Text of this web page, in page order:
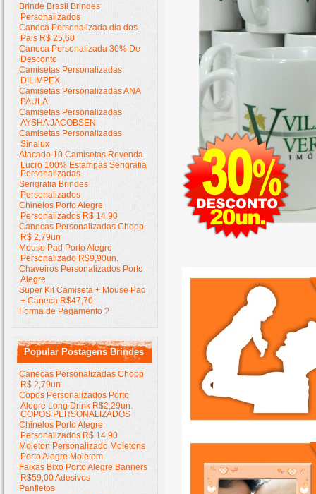
Brinde Brasil Brindes
Personalizados
Caneca Personalizada dia dos
Pais R$ 25,60
Caneca Personalizada 30% De
Desconto
Camisetas Personalizadas
DILIMPEX
Camisetas Personalizadas ANA
PAULA
Camisetas Personalizadas
AYSHA JACOBSEN
Camisetas Personalizadas
Sinalux
Atacado 10 Camisetas Revenda
Lucro 100% Estampas Serigrafia
Personalizadas
Serigrafia Brindes
Personalizados
Chinelos Porto Alegre
Personalizados R$ 14,90
Canecas Personalizadas Chopp
R$ 2,79un
Mouse Pad Porto Alegre
Personalizado R$9,90un.
Chaveiros Personalizados Porto
Alegre
Super Kit Camiseta + Mouse Pad
+ Caneca R$47,70
Forma de Pagamento ?
Popular Postagens Brindes
Canecas Personalizadas Chopp
R$ 2,79un
Copos Personalizados Porto
Alegre Long Drink R$2,29un.
COPOS PERSONALIZADOS
Chinelos Porto Alegre
Personalizados R$ 14,90
Moleton Personalizado Moletons
Porto Alegre Moletom
Faixas Bixo Porto Alegre Banners
R$59,00 Adesivos
Panfletos